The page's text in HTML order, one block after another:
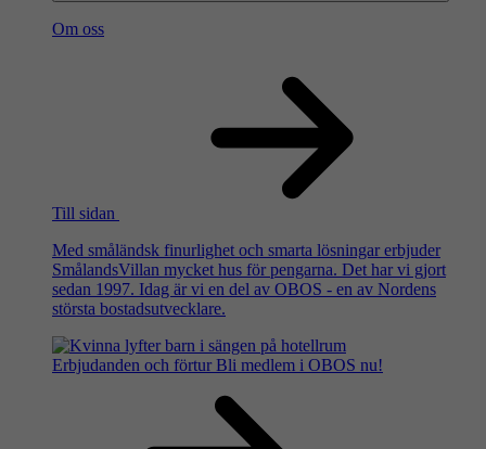
Om oss
Till sidan
Med småländsk finurlighet och smarta lösningar erbjuder
SmålandsVillan mycket hus för pengarna. Det har vi gjort
sedan 1997. Idag är vi en del av OBOS - en av Nordens
största bostadsutvecklare.
Erbjudanden och förtur Bli medlem i OBOS nu!